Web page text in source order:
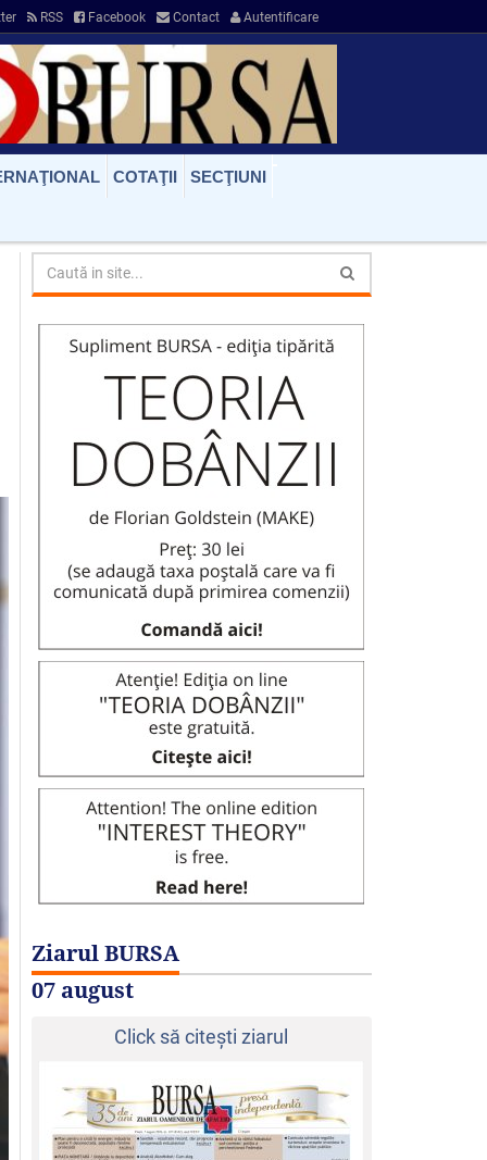
RSS Facebook Contact Autentificare
COTAŢII SECŢIUNI
Ziarul BURSA
07 august
Click să citeşti ziarul